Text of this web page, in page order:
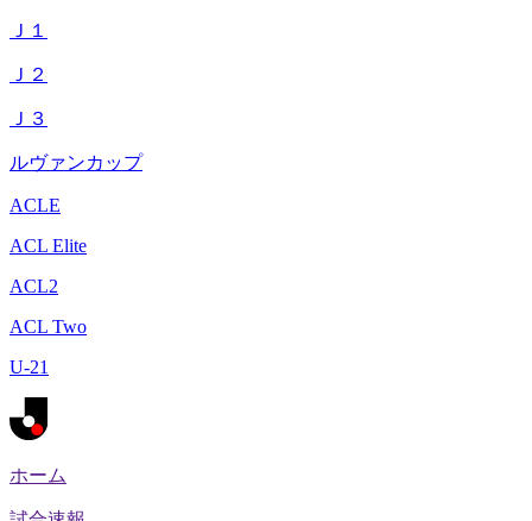
Ｊ１
Ｊ２
Ｊ３
ルヴァンカップ
ACLE
ACL Elite
ACL2
ACL Two
U-21
ホーム